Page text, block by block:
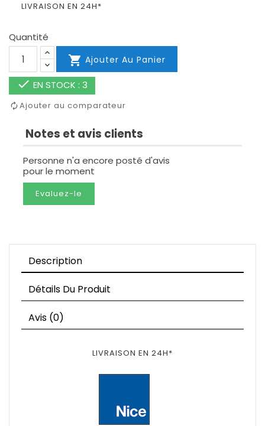
LIVRAISON EN 24H*
Quantité
 Ajouter Au Panier
 EN STOCK : 3
Ajouter au comparateur
Notes et avis clients
Personne n'a encore posté d'avis
pour le moment
Evaluez-le
Description
Détails Du Produit
Avis (0)
LIVRAISON EN 24H*